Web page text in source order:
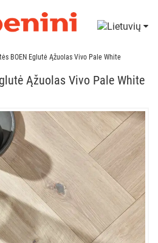
BOEN Eglutė Ąžuolas Vivo Pale White
Ąžuolas Vivo Pale White